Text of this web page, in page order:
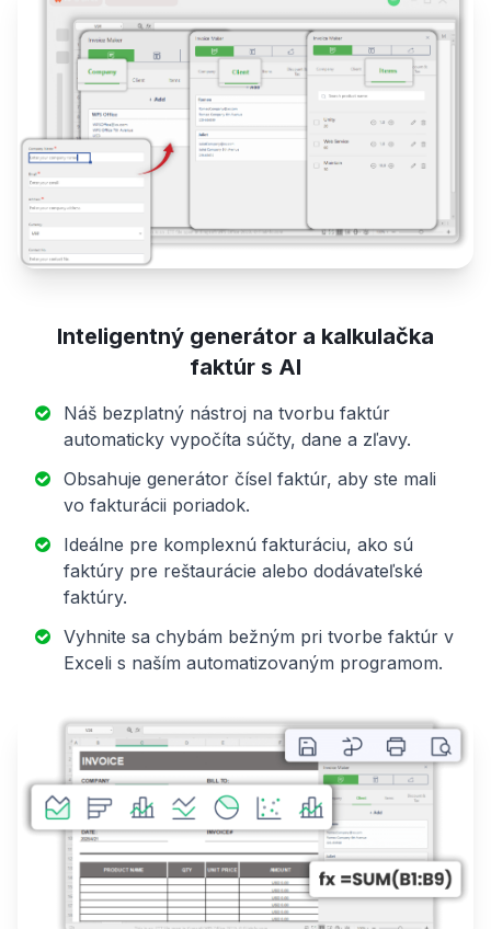
Inteligentný generátor a kalkulačka
faktúr s AI
Náš bezplatný nástroj na tvorbu faktúr
automaticky vypočíta súčty, dane a zľavy.
Obsahuje generátor čísel faktúr, aby ste mali
vo fakturácii poriadok.
Ideálne pre komplexnú fakturáciu, ako sú
faktúry pre reštaurácie alebo dodávateľské
faktúry.
Vyhnite sa chybám bežným pri tvorbe faktúr v
Exceli s naším automatizovaným programom.